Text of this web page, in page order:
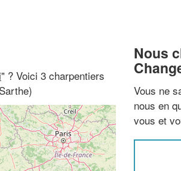
" ? Voici 3 charpentiers
Nous
Vous ne
nous en
vous et